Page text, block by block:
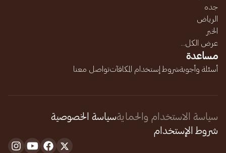
جده
الرياض
الخبر
عرض الكل...
مساعدة
أسئلة وأجوبةشروط إستخدام المكافآتتواصل معنا
سياسة الاستخدام والحمايةسياسة الخصوصية
شروط الإستخدام